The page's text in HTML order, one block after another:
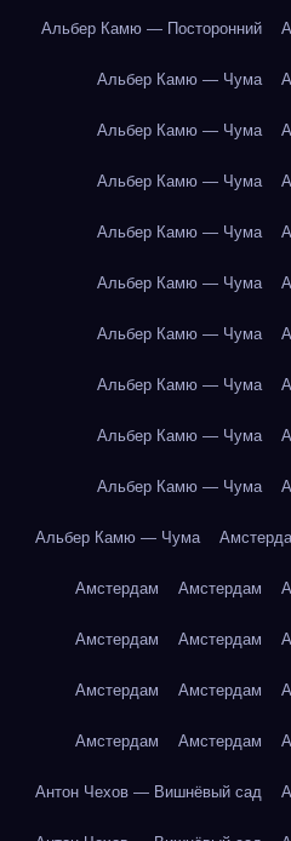
Альбер Камю — Посторонний
Альбер Камю — Чума
Альбер Камю — Чума
Альбер Камю — Чума
Альбер Камю — Чума
Альбер Камю — Чума
Альбер Камю — Чума
Альбер Камю — Чума
Альбер Камю — Чума
Альбер Камю — Чума
Альбер Камю — Чума
Амстердам Амстердам
Амстердам Амстердам
Амстердам Амстердам
Амстердам Амстердам
Антон Чехов — Вишнёвый сад